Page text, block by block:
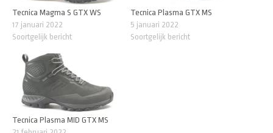
Tecnica Magma S GTX WS
17 januari 2022
Soortgelijk bericht
Tecnica Plasma GTX MS
5 januari 2022
Soortgelijk bericht
Tecnica Plasma MID GTX MS